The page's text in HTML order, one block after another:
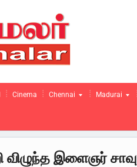
Cinema Chennai Madurai
இளைஞர் சாவு